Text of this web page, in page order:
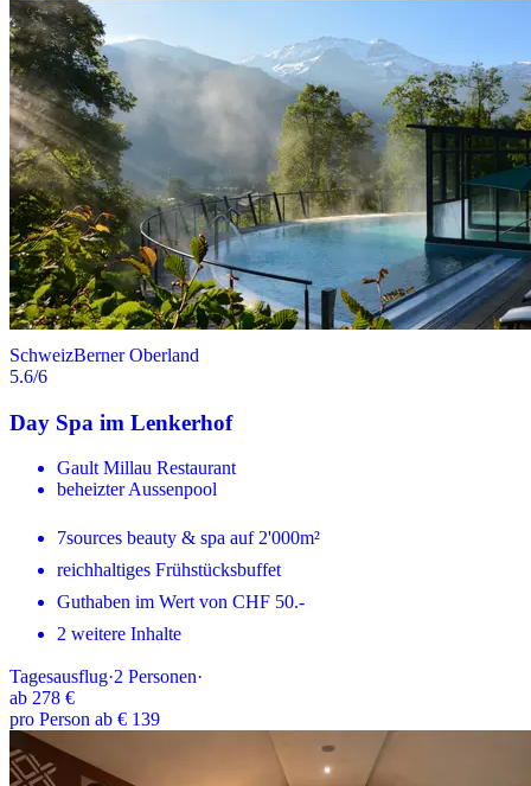
SchweizBerner Oberland
5.6/6
Day Spa im Lenkerhof
Gault Millau Restaurant
beheizter Aussenpool
7sources beauty & spa auf 2'000m²
reichhaltiges Frühstücksbuffet
Guthaben im Wert von CHF 50.-
2 weitere Inhalte
Tagesausflug·2 Personen·
ab 278 €
pro Person ab € 139